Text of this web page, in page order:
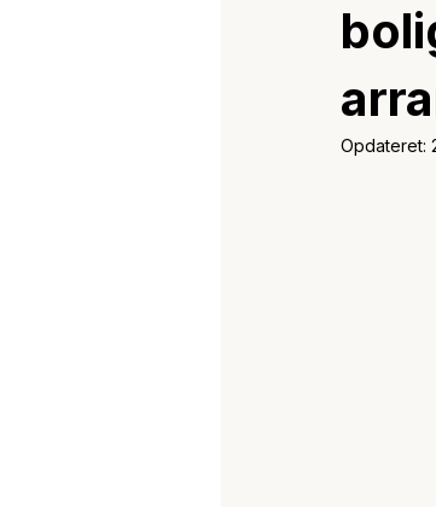
Opdateret: